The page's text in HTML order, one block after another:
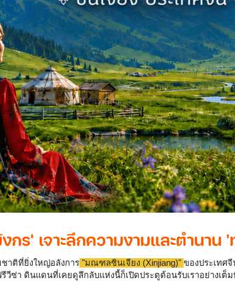
ร' เจาะลึกความงามและตำนาน
ชาติที่ยิ่งใหญ่อลังการ "มณฑลซินเจียง (Xinjiang)" ของประเทศ
วีซ่า ดินแดนที่เคยดูลึกลับแห่งนี้ก็เปิดประตูต้อนรับเราอย่างเต็ม